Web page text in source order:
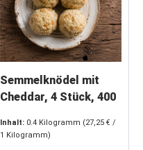
Semmelknödel mit
Cheddar, 4 Stück, 400
Inhalt: 0.4 Kilogramm (27,25 € /
1 Kilogramm)